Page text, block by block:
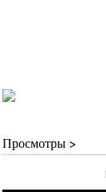
Просмотры >